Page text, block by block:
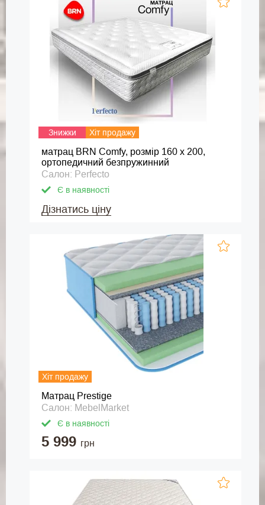
Знижки Хіт продажу
матрац BRN Comfy, розмір 160 х 200,
ортопедичний безпружинний
Салон: Perfecto
Є в наявності
Дізнатись ціну
Хіт продажу
Матрац Prestige
Салон: MebelMarket
Є в наявності
5 999 грн